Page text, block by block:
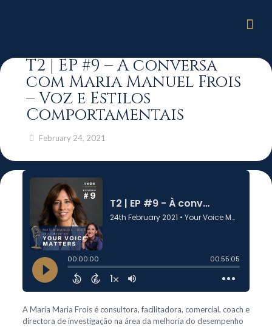
T2 | EP #9 – À conversa
com Maria Manuel Frois
– Voz e Estilos
Comportamentais
February 24, 2021
A Maria Maria Frois é consultora, facilitadora, comercial, coach e
directora de investigação na área da melhoria do desempenho